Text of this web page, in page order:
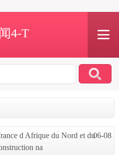
4-T
d Afrique du Nord et du
na
06-08